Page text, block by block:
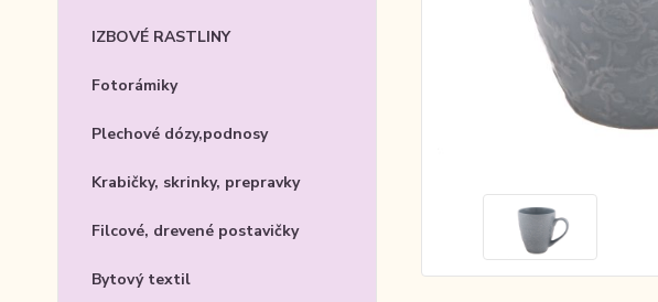
IZBOVÉ RASTLINY
Fotorámiky
Plechové dózy,podnosy
Krabičky, skrinky, prepravky
Filcové, drevené postavičky
Bytový textil